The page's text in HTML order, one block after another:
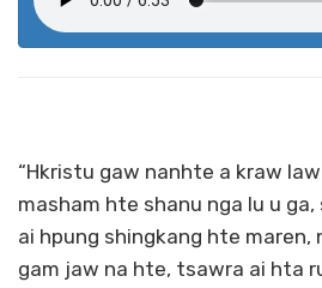
“Hkristu gaw nanhte a kraw
masham hte shanu nga lu u
ai hpung shingkang hte maren,
gam jaw na hte, tsawra ai hta